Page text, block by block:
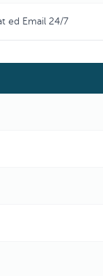
ed Email 24/7